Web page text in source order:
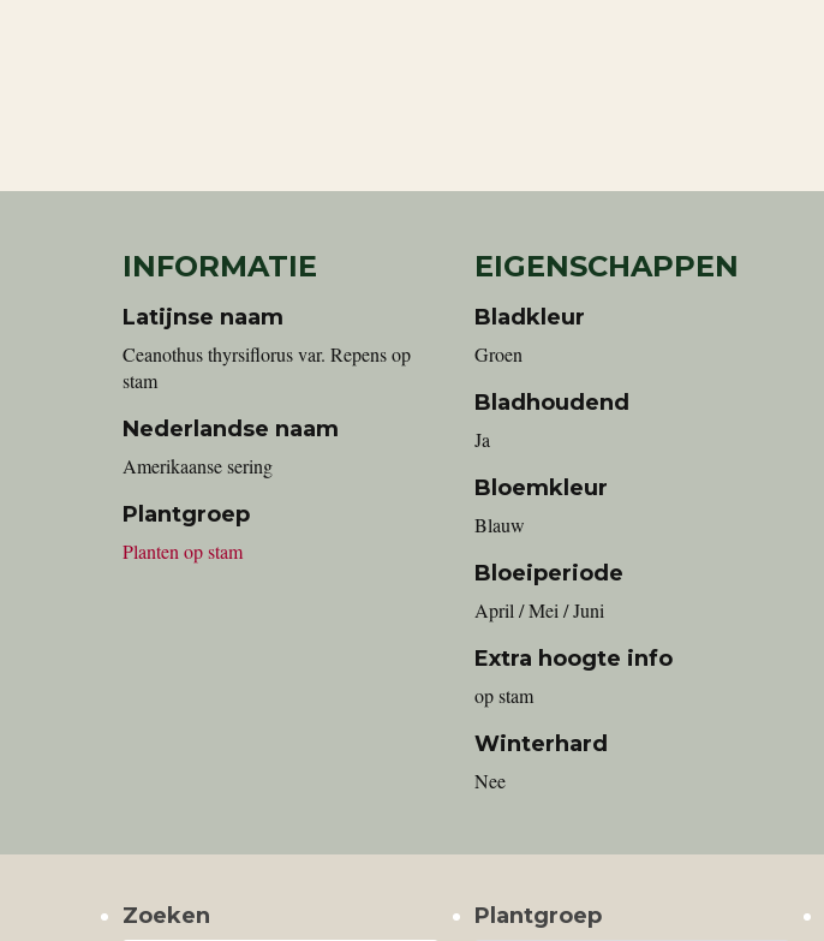
INFORMATIE
Latijnse naam
Ceanothus thyrsiflorus var. Repens op
stam
Nederlandse naam
Amerikaanse sering
Plantgroep
Planten op stam
EIGENSCHAPPEN
Bladkleur
Groen
Bladhoudend
Ja
Bloemkleur
Blauw
Bloeiperiode
April / Mei / Juni
Extra hoogte info
op stam
Winterhard
Nee
Zoeken Plantgroep